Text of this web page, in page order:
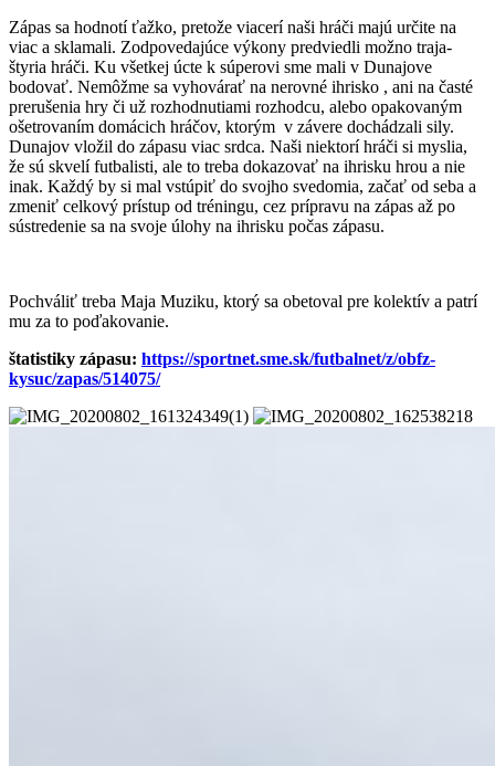
Zápas sa hodnotí ťažko, pretože viacerí naši hráči majú určite na
viac a sklamali. Zodpovedajúce výkony predviedli možno traja-
štyria hráči. Ku všetkej úcte k súperovi sme mali v Dunajove
bodovať. Nemôžme sa vyhovárať na nerovné ihrisko , ani na časté
prerušenia hry či už rozhodnutiami rozhodcu, alebo opakovaným
ošetrovaním domácich hráčov, ktorým v závere dochádzali sily.
Dunajov vložil do zápasu viac srdca. Naši niektorí hráči si myslia,
že sú skvelí futbalisti, ale to treba dokazovať na ihrisku hrou a nie
inak. Každý by si mal vstúpiť do svojho svedomia, začať od seba a
zmeniť celkový prístup od tréningu, cez prípravu na zápas až po
sústredenie sa na svoje úlohy na ihrisku počas zápasu.
Pochváliť treba Maja Muziku, ktorý sa obetoval pre kolektív a patrí
mu za to poďakovanie.
štatistiky zápasu: https://sportnet.sme.sk/futbalnet/z/obfz-
kysuc/zapas/514075/